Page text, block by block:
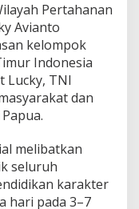
Pertahanan
Avianto
kelompok
Indonesia
Lucky, TNI
dan
melibatkan
seluruh
karakter
hari pada 3–7